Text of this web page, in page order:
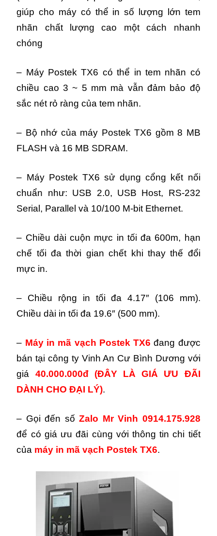
giúp cho máy có thể in số lượng lớn tem
nhãn chất lượng cao một cách nhanh
chóng
– Máy Postek TX6 có thể in tem nhãn có
chiều cao 3 ~ 5 mm mà vẫn đảm bảo độ
sắc nét rỏ ràng của tem nhãn.
– Bộ nhớ của máy Postek TX6 gồm 8 MB
FLASH và 16 MB SDRAM.
– Máy Postek TX6 sử dụng cổng kết nối
chuẩn như: USB 2.0, USB Host, RS-232
Serial, Parallel và 10/100 M-bit Ethernet.
– Chiều dài cuộn mực in tối đa 600m, hạn
chế tối đa thời gian chết khi thay thế đổi
mực in.
– Chiều rộng in tối đa 4.17″ (106 mm).
Chiều dài in tối đa 19.6″ (500 mm).
– Máy in mã vạch Postek TX6 đang được
bán tại công ty Vinh An Cư Bình Dương với
giá 40.000.000đ (ĐÂY LÀ GIÁ ƯU ĐÃI
DÀNH CHO ĐẠI LÝ).
– Gọi đến sốZalo Mr Vinh 0914.175.928
để có giá ưu đãi cùng với thông tin chi tiết
của máy in mã vạch Postek TX6.